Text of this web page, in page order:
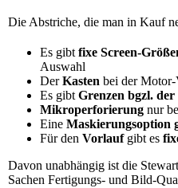
Die Abstriche, die man in Kauf
Es gibt fixe Screen-
Auswahl
DerKasten bei der Motor-
Es gibt Grenzen bgzl.
Mikroperforierung nur
Eine Maskierungsoption
Für den Vorlaufgibt es
Davon unabhängig ist die
Sachen Fertigungs- und Bild-